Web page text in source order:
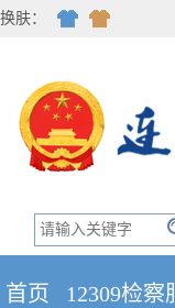
换肤：
首页 12309检察